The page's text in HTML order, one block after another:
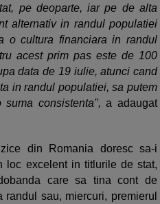
pe deoparte, iar pe de alta
alternativ in randul populatiei
o cultura financiara in randul
acest prim pas este de 100
data de 19 iulie, atunci cand
in randul populatiei, sa putem
consistenta", a adaugat
din Romania doresc sa-i
loc excelent in titlurile de stat,
care sa tina cont de
sau, miercuri, premierul